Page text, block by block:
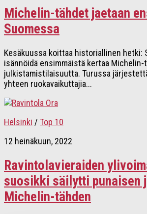
Michelin-tähdet jaetaan
Suomessa
Kesäkuussa koittaa historiallinen hetki:
isännöidä ensimmäistä kertaa Michelin-
julkistamistilaisuutta. Turussa
yhteen ruokavaikuttajia...
Helsinki / Top 10
12 heinäkuun, 2022
Ravintolavieraiden
suosikki säilytti punaisen
Michelin-tähden